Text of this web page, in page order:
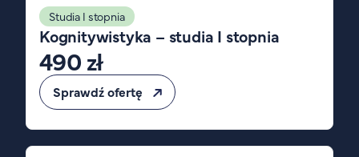
Studia I stopnia
Kognitywistyka – studia I stopnia
490 zł
Sprawdź ofertę